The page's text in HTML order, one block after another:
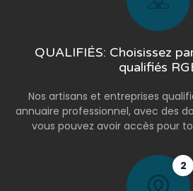
QUALIFIÉS: Choisissez
qualifiés
Nos artisans et entreprises
annuaire professionnel, avec des
vous pouvez avoir accès pour
2